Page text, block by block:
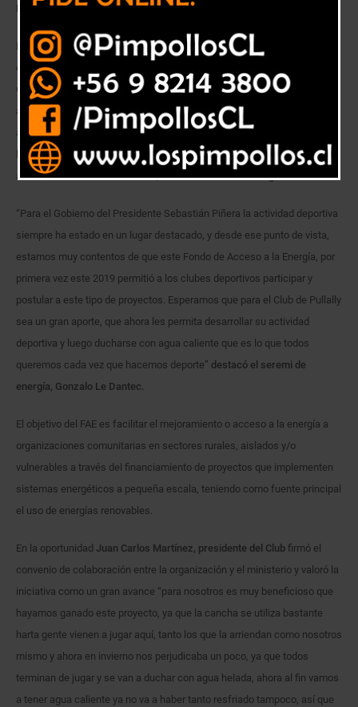
Fondo de Acceso a la Energía (FAE) del Ministerio de Energía.
En una ceremonia desarrollada en la sede del Club Deportivo, el seremi
de Energía de la Región de Valparaíso, Gonzalo Le Dantec, junto con la
Gobernadora de la Provincia de Petorca, María Paz Santelices y la
alcaldesa de Papudo, Rosa Prieto, entregaron al presidente de la
asociación, Juan Carlos Martínez, un reconocimiento por haber obtenido
la adjudicación de un Sistema Solar Térmico para dotar de agua caliente
a las duchas de sus camarines, a través del uso de energía renovable.
“Para el Gobierno del Presidente Sebastián Piñera la actividad deportiva
siempre ha estado en un lugar destacado, y desde ese punto de vista,
estamos muy contentos de que este Fondo de Acceso a la Energía, por
primera vez este 2019 permitió a los clubes deportivos participar y
postular a este tipo de proyectos. Esperamos que para el Club de Pullally
sea un gran aporte, que ahora les permita desarrollar su actividad
deportiva y luego ducharse con agua caliente que es lo que todos
queremos cada vez que hacemos deporte” destacó el seremi de
energía, Gonzalo Le Dantec.
El objetivo del FAE es facilitar el mejoramiento o acceso a la energía a
organizaciones comunitarias en sectores rurales, aislados y/o
vulnerables a través del financiamiento de proyectos que implementen
sistemas energéticos a pequeña escala, teniendo como fuente principal
el uso de energías renovables.
En la oportunidad Juan Carlos Martínez, presidente del Club firmó el
convenio de colaboración entre la organización y el ministerio y valoró la
iniciativa como un gran avance “para nosotros es muy beneficioso que
hayamos ganado este proyecto, ya que la cancha se utiliza bastante
harta gente vienen a jugar aquí, tanto los que la arriendan como nosotros
mismo y ahora en invierno nos perjudicaba un poco, ya que todos
terminan de jugar y se van a duchar con agua helada, ahora al fin vamos
a tener agua caliente ya no va a haber tanto resfriado tampoco, así que